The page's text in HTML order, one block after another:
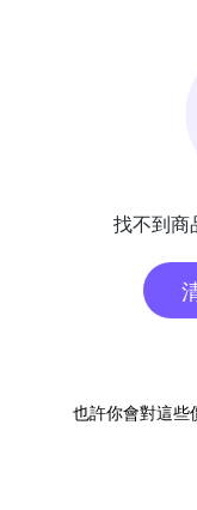
找不到商
也許你會對這些